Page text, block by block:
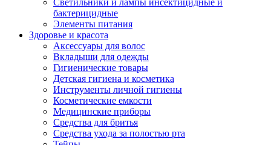
Светильники и лампы инсектицидные и
бактерицидные
Элементы питания
Здоровье и красота
Аксессуары для волос
Вкладыши для одежды
Гигиенические товары
Детская гигиена и косметика
Инструменты личной гигиены
Косметические емкости
Медицинские приборы
Средства для бритья
Средства ухода за полостью рта